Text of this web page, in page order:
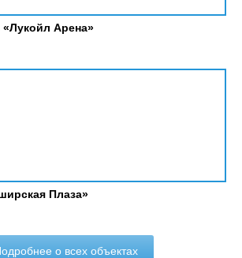
Арена»
Плаза»
о всех объектах